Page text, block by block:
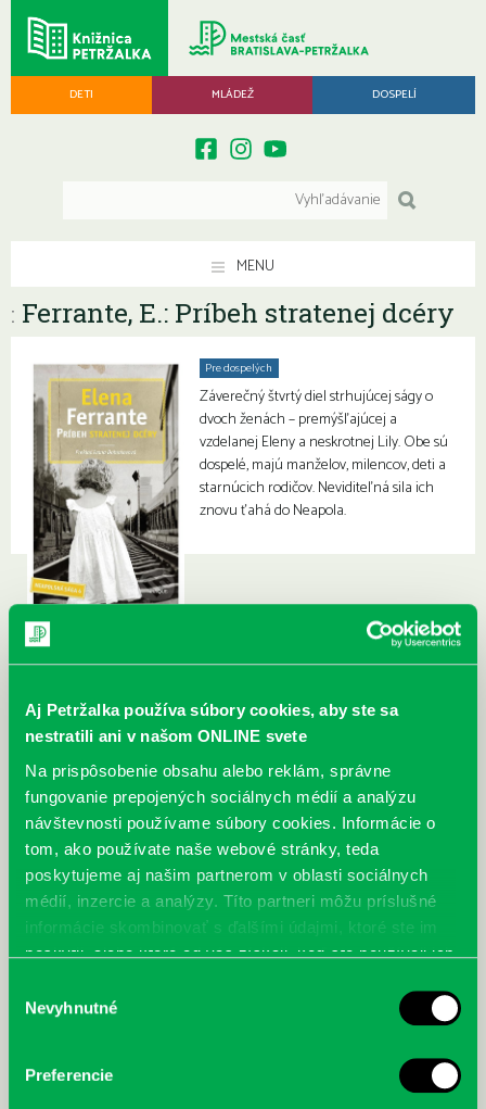
Aj Petržalka používa súbory cookies, aby ste sa
nestratili ani v našom ONLINE svete
Na prispôsobenie obsahu alebo reklám, správne
fungovanie prepojených sociálnych médií a analýzu
návštevnosti používame súbory cookies. Informácie o
tom, ako používate naše webové stránky, teda
poskytujeme aj našim partnerom v oblasti sociálnych
médií, inzercie a analýzy. Títo partneri môžu príslušné
informácie skombinovať s ďalšími údajmi, ktoré ste im
poskytli, alebo ktoré od vás získali, keď ste používali ich
súhlasu
Nevyhnutné
Preferencie
DETI MLÁDEŽ DOSPELÍ
MENU
: Ferrante, E.: Príbeh stratenej dcéry
Pre dospelých
Záverečný štvrtý diel strhujúcej ságy o
dvoch ženách – premýšľajúcej a
vzdelanej Eleny a neskrotnej Lily. Obe sú
dospelé, majú manželov, milencov, deti a
starnúcich rodičov. Neviditeľná sila ich
znovu ťahá do Neapola.
McGrath, Andy: Tadej Pogačar:
cyklistu modernej doby:
nezastaviteľný